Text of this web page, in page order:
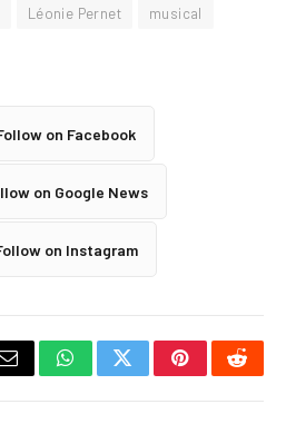
Léonie Pernet
musical
on Facebook
on Google News
on Instagram
Email WhatsAppTwitterPinterest